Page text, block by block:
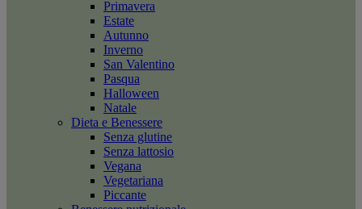
Primavera
Estate
Autunno
Inverno
San Valentino
Pasqua
Halloween
Natale
Dieta e Benessere
Senza glutine
Senza lattosio
Vegana
Vegetariana
Piccante